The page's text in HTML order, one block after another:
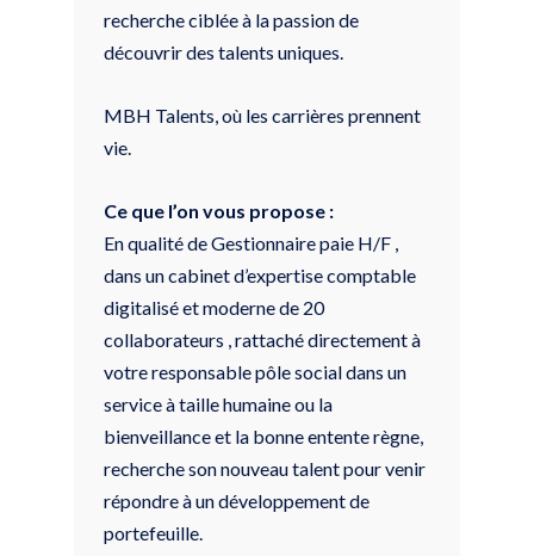
recherche ciblée à la passion de
découvrir des talents uniques.
MBH Talents, où les carrières prennent
vie.
Ce que l’on vous propose :
En qualité de Gestionnaire paie H/F ,
dans un cabinet d’expertise comptable
digitalisé et moderne de 20
collaborateurs , rattaché directement à
votre responsable pôle social dans un
service à taille humaine ou la
bienveillance et la bonne entente règne,
recherche son nouveau talent pour venir
répondre à un développement de
portefeuille.